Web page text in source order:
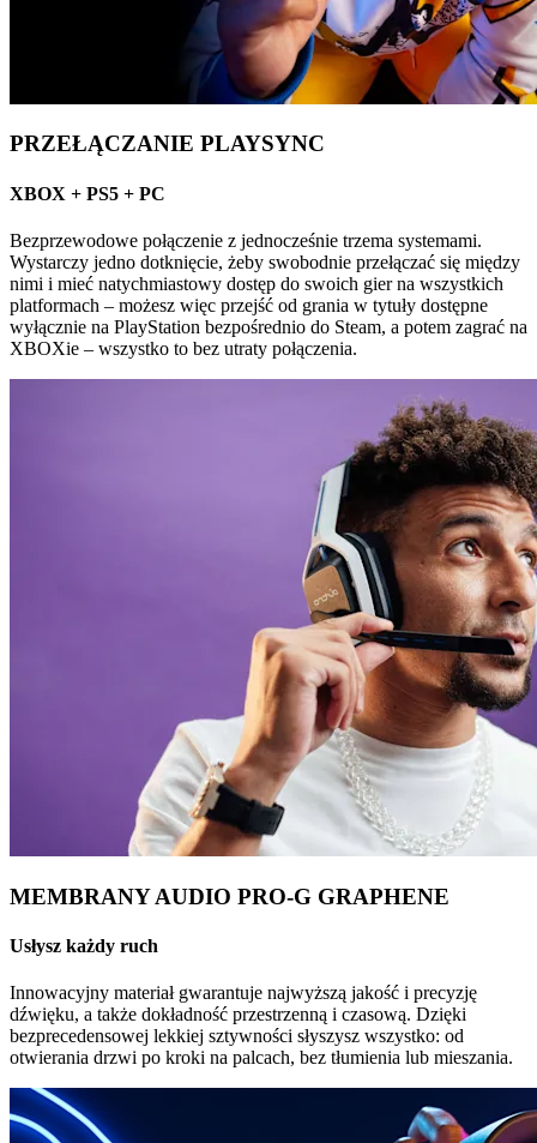
PRZEŁĄCZANIE PLAYSYNC
XBOX + PS5 + PC
Bezprzewodowe połączenie z jednocześnie trzema systemami.
Wystarczy jedno dotknięcie, żeby swobodnie przełączać się między
nimi i mieć natychmiastowy dostęp do swoich gier na wszystkich
platformach – możesz więc przejść od grania w tytuły dostępne
wyłącznie na PlayStation bezpośrednio do Steam, a potem zagrać na
XBOXie – wszystko to bez utraty połączenia.
MEMBRANY AUDIO PRO-G GRAPHENE
Usłysz każdy ruch
Innowacyjny materiał gwarantuje najwyższą jakość i precyzję
dźwięku, a także dokładność przestrzenną i czasową. Dzięki
bezprecedensowej lekkiej sztywności słyszysz wszystko: od
otwierania drzwi po kroki na palcach, bez tłumienia lub mieszania.